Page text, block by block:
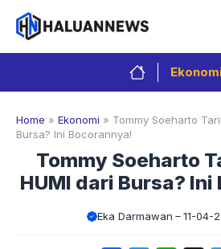
Langsung
isi
Home » Ekonomi » Tommy Soeharto
Bursa? Ini Bocorannya!
Tommy Soeharto
HUMI dari Bursa?
Eka Darmawan 11-04-